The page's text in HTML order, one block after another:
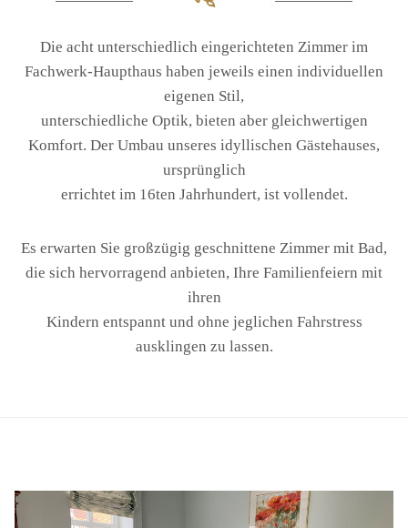
Die acht unterschiedlich eingerichteten Zimmer im
Fachwerk-Haupthaus haben jeweils einen individuellen
eigenen Stil,
unterschiedliche Optik, bieten aber gleichwertigen
Komfort. Der Umbau unseres idyllischen Gästehauses,
ursprünglich
errichtet im 16ten Jahrhundert, ist vollendet.
Es erwarten Sie großzügig geschnittene Zimmer mit Bad,
die sich hervorragend anbieten, Ihre Familienfeiern mit
ihren
Kindern entspannt und ohne jeglichen Fahrstress
ausklingen zu lassen.